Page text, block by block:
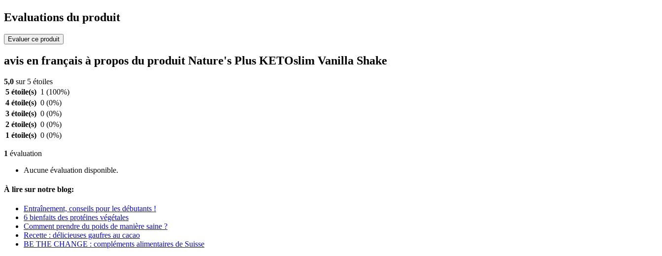
Evaluations du produit
Evaluer ce produit
avis en français à propos du produit Nature's Plus KETOslim Vanilla Shake
5,0 sur 5 étoiles
5 étoile(s) 1 (100%)
4 étoile(s) 0 (0%)
3 étoile(s) 0 (0%)
2 étoile(s) 0 (0%)
1 étoile(s) 0 (0%)
1 évaluation
Aucune évaluation disponible.
À lire sur notre blog:
Entraînement, conseils pour les débutants !
6 bienfaits des protéines végétales
Comment prendre du poids de manière saine ?
Recette : délicieuses gaufres au cacao
BE THE CHANGE : compléments alimentaires de Suisse